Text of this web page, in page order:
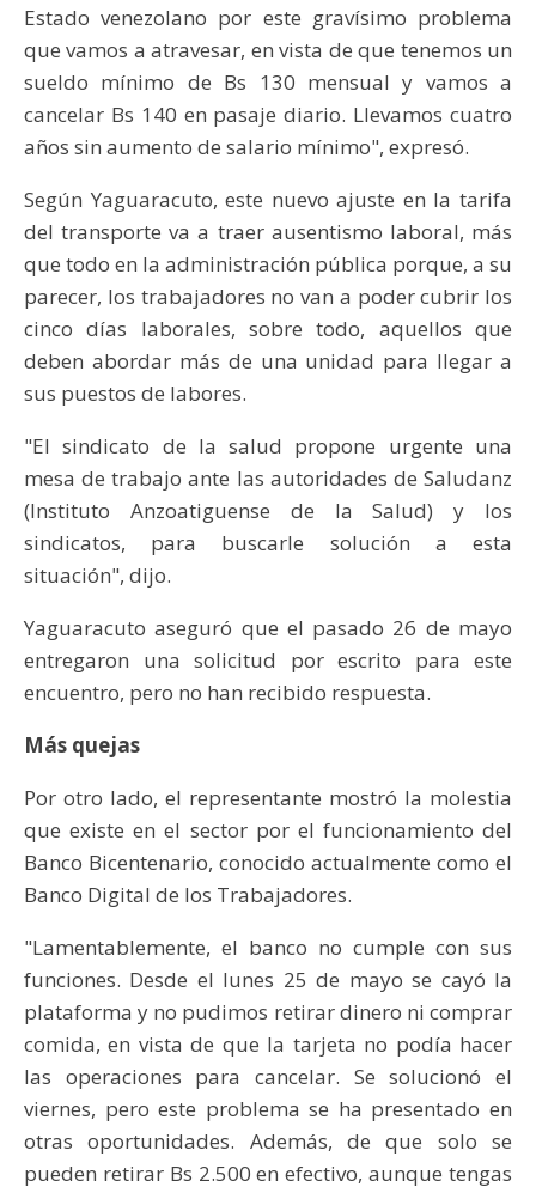
Estado venezolano por este gravísimo problema
que vamos a atravesar, en vista de que tenemos un
sueldo mínimo de Bs 130 mensual y vamos a
cancelar Bs 140 en pasaje diario. Llevamos cuatro
años sin aumento de salario mínimo", expresó.
Según Yaguaracuto, este nuevo ajuste en la tarifa
del transporte va a traer ausentismo laboral, más
que todo en la administración pública porque, a su
parecer, los trabajadores no van a poder cubrir los
cinco días laborales, sobre todo, aquellos que
deben abordar más de una unidad para llegar a
sus puestos de labores.
"El sindicato de la salud propone urgente una
mesa de trabajo ante las autoridades de Saludanz
(Instituto Anzoatiguense de la Salud) y los
sindicatos, para buscarle solución a esta
situación", dijo.
Yaguaracuto aseguró que el pasado 26 de mayo
entregaron una solicitud por escrito para este
encuentro, pero no han recibido respuesta.
Más quejas
Por otro lado, el representante mostró la molestia
que existe en el sector por el funcionamiento del
Banco Bicentenario, conocido actualmente como el
Banco Digital de los Trabajadores.
"Lamentablemente, el banco no cumple con sus
funciones. Desde el lunes 25 de mayo se cayó la
plataforma y no pudimos retirar dinero ni comprar
comida, en vista de que la tarjeta no podía hacer
las operaciones para cancelar. Se solucionó el
viernes, pero este problema se ha presentado en
otras oportunidades. Además, de que solo se
pueden retirar Bs 2.500 en efectivo, aunque tengas